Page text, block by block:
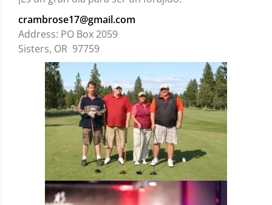
crambrose17@gmail.com
Address: PO Box 2059
Sisters, OR 97759